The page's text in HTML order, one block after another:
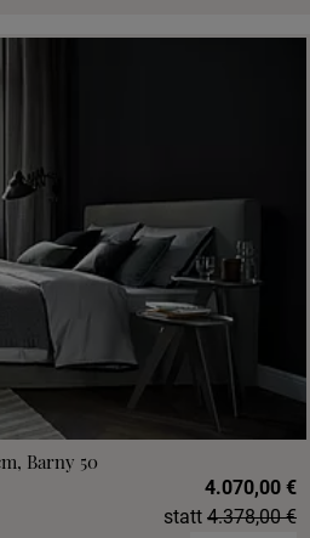
Barny 50
4.070,00 €
statt 4.378,00 €